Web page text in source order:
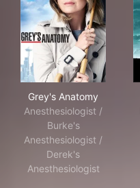
Grey's Anatomy
Anesthesiologist /
Burke's
Anesthesiologist /
Derek's
Anesthesiologist